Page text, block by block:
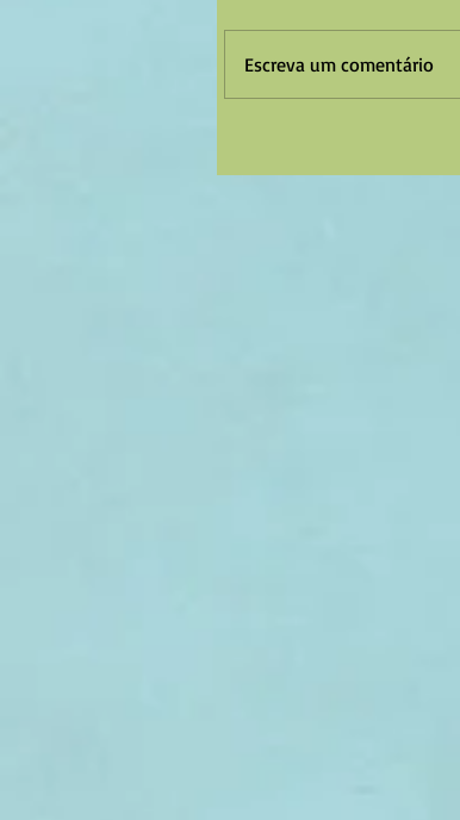
Escreva um comentário